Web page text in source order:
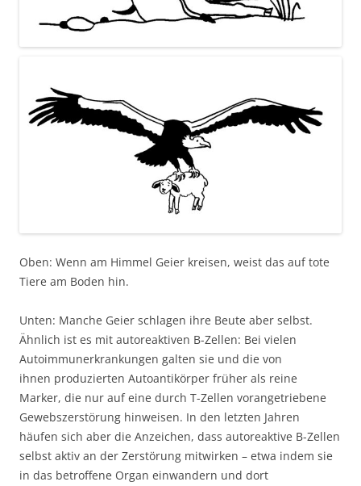
Oben: Wenn am Himmel Geier kreisen, weist das auf tote
Tiere am Boden hin.
Unten: Manche Geier schlagen ihre Beute aber selbst.
Ähnlich ist es mit autoreaktiven B-Zellen: Bei vielen
Autoimmunerkrankungen galten sie und die von
ihnen produzierten Autoantikörper früher als reine
Marker, die nur auf eine durch T-Zellen vorangetriebene
Gewebszerstörung hinweisen. In den letzten Jahren
häufen sich aber die Anzeichen, dass autoreaktive B-Zellen
selbst aktiv an der Zerstörung mitwirken – etwa indem sie
in das betroffene Organ einwandern und dort